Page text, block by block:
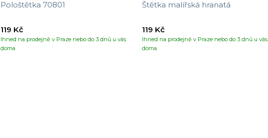
Pološtětka 70801
Ihned na prodejně v Praze nebo do 3 dnů u vás
doma
119 Kč
Štětka malířská hranatá
Ihned na prodejně v Praze nebo do 3 dnů u vás
doma
119 Kč